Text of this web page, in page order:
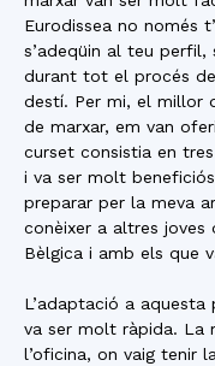
Eurodissea no només
s’adeqüin al teu perfil,
durant tot el procés
destí. Per mi, el millor
de marxar, em van
curset consistia en
i va ser molt
preparar per la meva
conèixer a altres joves
Bèlgica i amb els que
L’adaptació a
va ser molt ràpida. La
l’oficina, on vaig tenir